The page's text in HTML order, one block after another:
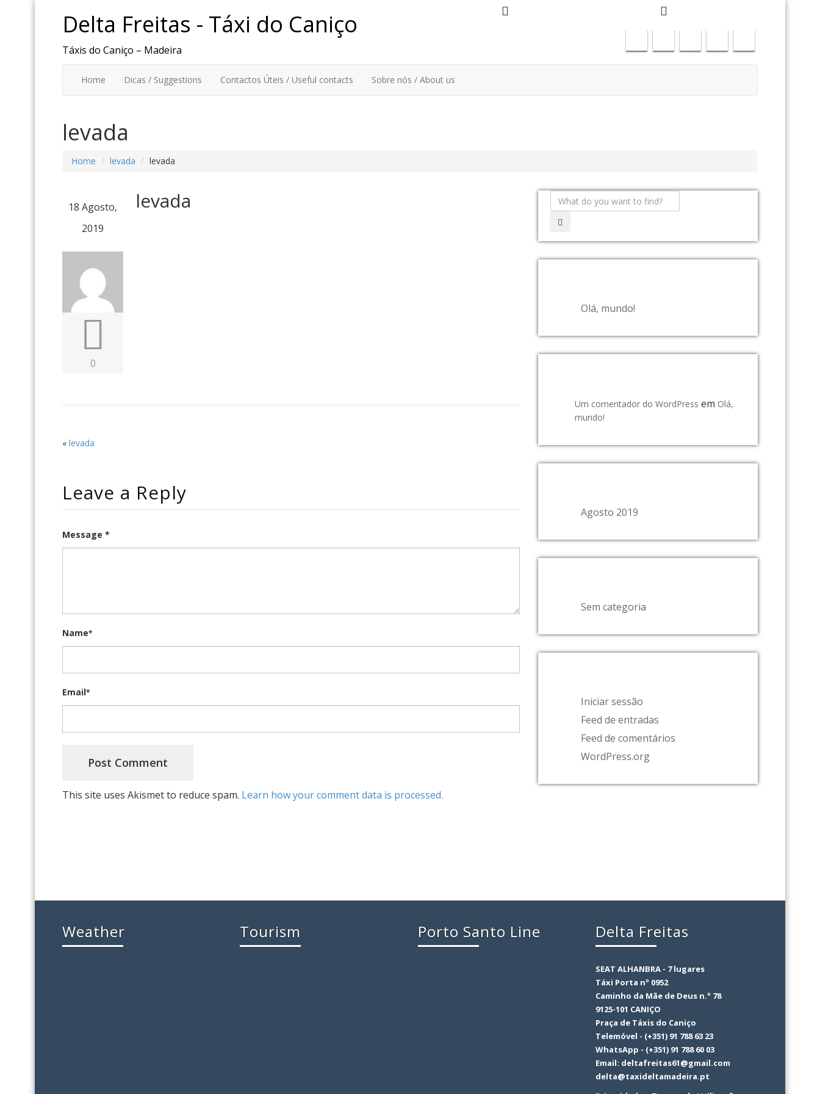
Delta Freitas - Táxi do Caniço
Táxis do Caniço – Madeira
Home Dicas / Suggestions Contactos Úteis / Useful contacts Sobre nós / About us
levada
Home levada levada
18 Agosto,
2019
0
levada
« levada
Leave a Reply
Message *
Name*
Email*
This site uses Akismet to reduce spam. Learn how your comment data is processed.
Olá, mundo!
Um comentador do WordPress em Olá,
mundo!
Agosto 2019
Sem categoria
Iniciar sessão
Feed de entradas
Feed de comentários
WordPress.org
Weather Tourism Porto Santo Line Delta Freitas
SEAT ALHANBRA - 7 lugares
Táxi Porta nº 0952
Caminho da Mãe de Deus n.º 78
9125-101 CANIÇO
Praça de Táxis do Caniço
Telemóvel - (+351) 91 788 63 23
WhatsApp - (+351) 91 788 60 03
Email: deltafreitas61@gmail.com
delta@taxideltamadeira.pt